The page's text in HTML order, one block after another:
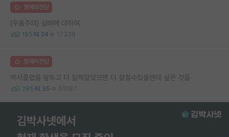
명예의전당
(우울주의) 실패에 대하여
195 24 17338
명예의전당
박사졸업을 앞두고 더 일찍알았으면 더 잘할수있을텐데 싶은 것들
295 35 51087